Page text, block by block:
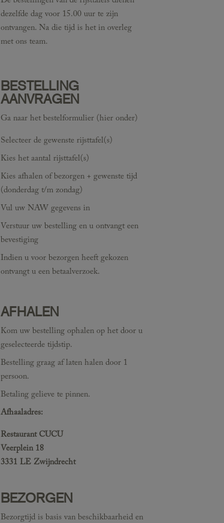
dezelfde dag voor 15.00 uur te zijn
ontvangen. Na die tijd is het in overleg
met ons team.
BESTELLING
AANVRAGEN
Ga naar het bestelformulier (hier onder)
Selecteer de gewenste rijsttafel(s)
Kies het aantal rijsttafel(s)
Kies afhalen of bezorgen + gewenste tijd
(donderdag t/m zondag)
Vul uw NAW gegevens in
Verstuur uw bestelling en u ontvangt een
bevestiging
Indien u voor bezorgen heeft gekozen
ontvangt u een betaalverzoek.
AFHALEN
Kom uw bestelling ophalen op het door u
geselecteerde tijdstip.
Bestelling graag af laten halen door 1
persoon.
Betaling gelieve te pinnen.
Afhaaladres:
Restaurant CUCU
Veerplein 18
3331 LE Zwijndrecht
BEZORGEN
Bezorgtijd is basis van beschikbaarheid en